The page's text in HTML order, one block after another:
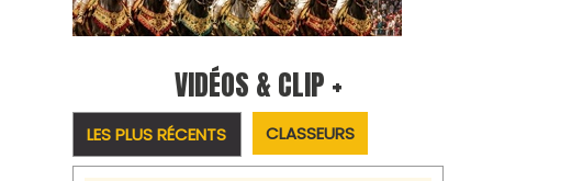
VIDÉOS & CLIP +
LES PLUS RÉCENTS CLASSEURS